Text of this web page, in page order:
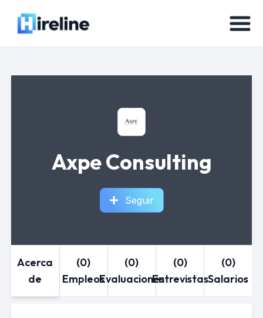
Axpe Consulting
Seguir
Acerca
de
(0)
Empleos
(0)
Evaluaciones
(0)
Entrevistas
(0)
Salarios